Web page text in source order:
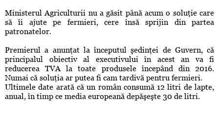
Ministerul Agriculturii nu a găsit până acum o soluţie care
să îi ajute pe fermieri, cere însă sprijin din partea
patronatelor.
Premierul a anunţat la începutul şedinţei de Guvern, că
principalul obiectiv al executivului în acest an va fi
reducerea TVA la toate produsele începând din 2016.
Numai că soluţia ar putea fi cam tardivă pentru fermieri.
Ultimele date arată că un român consumă 12 litri de lapte,
anual, în timp ce media europeană depăşeşte 30 de litri.